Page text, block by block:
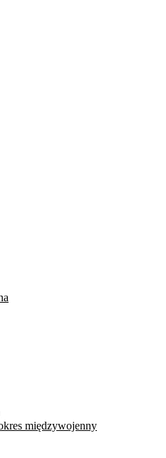
międzywojenny